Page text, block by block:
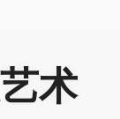
术